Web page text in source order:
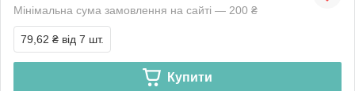
Мінімальна сума замовлення на сайті — 200 ₴
79,62 ₴ від 7 шт.
Купити